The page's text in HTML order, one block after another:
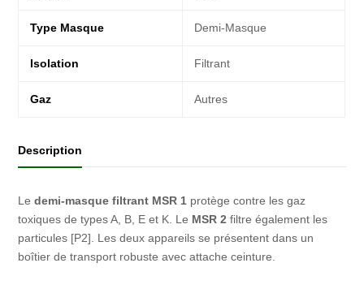
Type Masque Demi-Masque
Isolation Filtrant
Gaz Autres
Description
Ledemi-masque filtrant MSR 1 protège contre les gaz
toxiques de types A, B, E et K. Le MSR 2 filtre également les
particules [P2]. Les deux appareils se présentent dans un
boîtier de transport robuste avec attache ceinture.